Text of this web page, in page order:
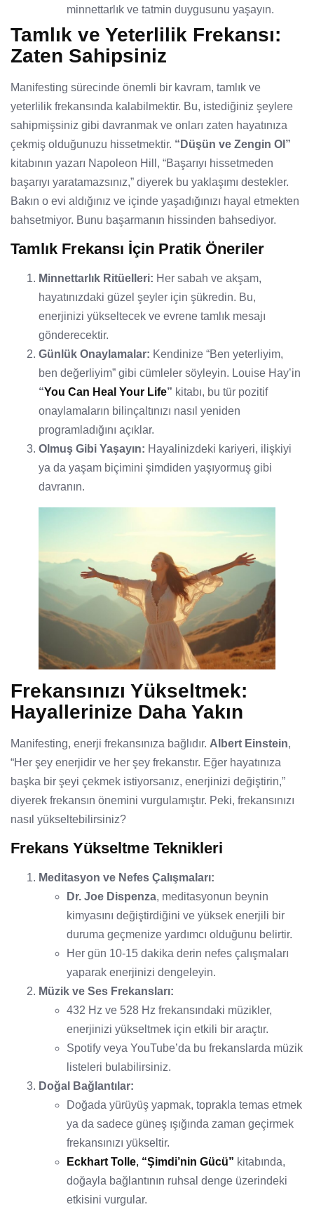
minnettarlık ve tatmin duygusunu yaşayın.
Tamlık ve Yeterlilik Frekansı:
Zaten Sahipsiniz
Manifesting sürecinde önemli bir kavram, tamlık ve
yeterlilik frekansında kalabilmektir. Bu, istediğiniz şeylere
sahipmişsiniz gibi davranmak ve onları zaten hayatınıza
çekmiş olduğunuzu hissetmektir. “Düşün ve Zengin Ol”
kitabının yazarı Napoleon Hill, “Başarıyı hissetmeden
başarıyı yaratamazsınız,” diyerek bu yaklaşımı destekler.
Bakın o evi aldığınız ve içinde yaşadığınızı hayal etmekten
bahsetmiyor. Bunu başarmanın hissinden bahsediyor.
Tamlık Frekansı İçin Pratik Öneriler
Minnettarlık Ritüelleri: Her sabah ve akşam,
hayatınızdaki güzel şeyler için şükredin. Bu,
enerjinizi yükseltecek ve evrene tamlık mesajı
gönderecektir.
Günlük Onaylamalar: Kendinize “Ben yeterliyim,
ben değerliyim” gibi cümleler söyleyin. Louise Hay’in
“You Can Heal Your Life” kitabı, bu tür pozitif
onaylamaların bilinçaltınızı nasıl yeniden
programladığını açıklar.
Olmuş Gibi Yaşayın: Hayalinizdeki kariyeri, ilişkiyi
ya da yaşam biçimini şimdiden yaşıyormuş gibi
davranın.
Frekansınızı Yükseltmek:
Hayallerinize Daha Yakın
Manifesting, enerji frekansınıza bağlıdır. Albert Einstein,
“Her şey enerjidir ve her şey frekanstır. Eğer hayatınıza
başka bir şeyi çekmek istiyorsanız, enerjinizi değiştirin,”
diyerek frekansın önemini vurgulamıştır. Peki, frekansınızı
nasıl yükseltebilirsiniz?
Frekans Yükseltme Teknikleri
Meditasyon ve Nefes Çalışmaları:
Dr. Joe Dispenza, meditasyonun beynin
kimyasını değiştirdiğini ve yüksek enerjili bir
duruma geçmenize yardımcı olduğunu belirtir.
Her gün 10-15 dakika derin nefes çalışmaları
yaparak enerjinizi dengeleyin.
Müzik ve Ses Frekansları:
432 Hz ve 528 Hz frekansındaki müzikler,
enerjinizi yükseltmek için etkili bir araçtır.
Spotify veya YouTube’da bu frekanslarda müzik
listeleri bulabilirsiniz.
Doğal Bağlantılar:
Doğada yürüyüş yapmak, toprakla temas etmek
ya da sadece güneş ışığında zaman geçirmek
frekansınızı yükseltir.
Eckhart Tolle, “Şimdi’nin Gücü” kitabında,
doğayla bağlantının ruhsal denge üzerindeki
etkisini vurgular.